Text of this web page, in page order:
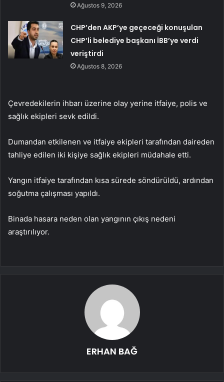
Ağustos 9, 2026
CHP’den AKP’ye geçeceği konuşulan
CHP’li belediye başkanı İBB’ye verdi
veriştirdi
Ağustos 8, 2026
Çevredekilerin ihbarı üzerine olay yerine itfaiye, polis ve
sağlık ekipleri sevk edildi.
Dumandan etkilenen ve itfaiye ekipleri tarafından daireden
tahliye edilen iki kişiye sağlık ekipleri müdahale etti.
Yangın itfaiye tarafından kısa sürede söndürüldü, ardından
soğutma çalışması yapıldı.
Binada hasara neden olan yangının çıkış nedeni
araştırılıyor.
ERHAN BAĞ